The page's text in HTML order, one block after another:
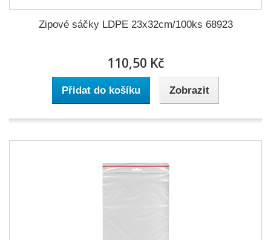
Zipové sáčky LDPE 23x32cm/100ks 68923
110,50 Kč
Přidat do košíku Zobrazit